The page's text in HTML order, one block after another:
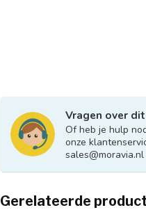
Vragen over
Of heb je hulp
onze
sales@moravia.nl
Gerelateerde